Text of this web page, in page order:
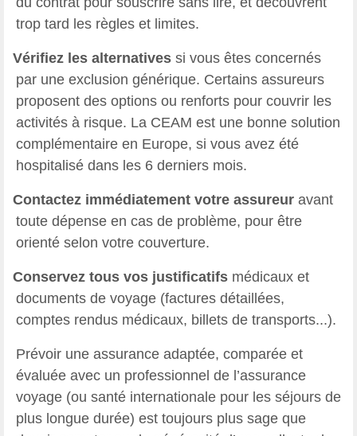
trop tard les règles et limites.
Vérifiez les alternatives si vous êtes concernés
par une exclusion générique. Certains assureurs
proposent des options ou renforts pour couvrir les
activités à risque. La CEAM est une bonne solution
complémentaire en Europe, si vous avez été
hospitalisé dans les 6 derniers mois.
Contactez immédiatement votre assureur avant
toute dépense en cas de problème, pour être
orienté selon votre couverture.
Conservez tous vos justificatifs médicaux et
documents de voyage (factures détaillées,
comptes rendus médicaux, billets de transports...).
Prévoir une assurance adaptée, comparée et
évaluée avec un professionnel de l’assurance
voyage (ou santé internationale pour les séjours de
plus longue durée) est toujours plus sage que